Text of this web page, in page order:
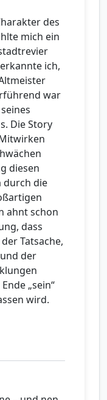
des
mich ein
ich,
war
Die Story
diesen
durch die
ahnt schon
dass
Tatsache,
der
„sein“
wird.